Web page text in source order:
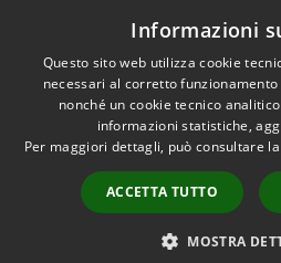
Dichiarazione di accessibilità
Accessibilità
Informazioni
Questo sito web utilizza cookie
necessari al corretto
nonché un cookie tecnico
informazioni statistiche,
Per maggiori dettagli, può consultare
ACCETTA TUTTO
MOSTRA